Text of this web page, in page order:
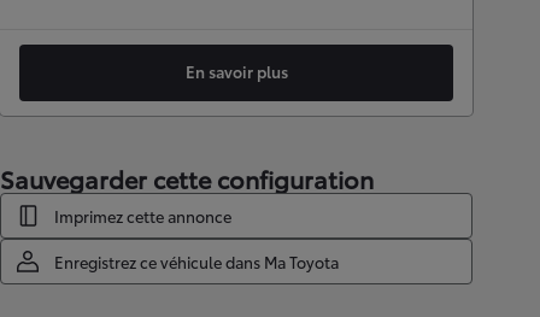
En savoir plus
Sauvegarder cette configuration
Imprimez cette annonce
Enregistrez ce véhicule dans Ma Toyota